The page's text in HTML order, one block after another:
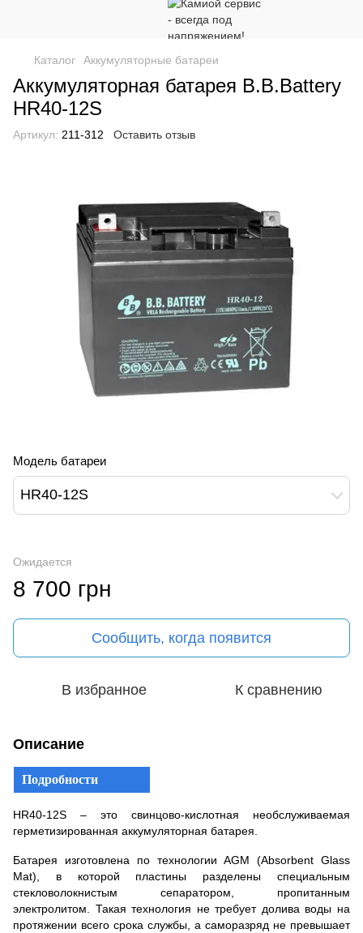
Каталог Аккумуляторные батареи
Аккумуляторная батарея B.B.Battery
HR40-12S
Артикул: 211-312 Оставить отзыв
Модель батареи
HR40-12S
Ожидается
8 700 грн
Сообщить, когда появится
В избранное К сравнению
Описание
Подробности
HR40-12S – это свинцово-кислотная необслуживаемая
герметизированная аккумуляторная батарея.
Батарея изготовлена по технологии AGM (Absorbent Glass
Mat), в которой пластины разделены специальным
стекловолокнистым сепаратором, пропитанным
электролитом. Такая технология не требует долива воды на
протяжении всего срока службы, а саморазряд не превышает